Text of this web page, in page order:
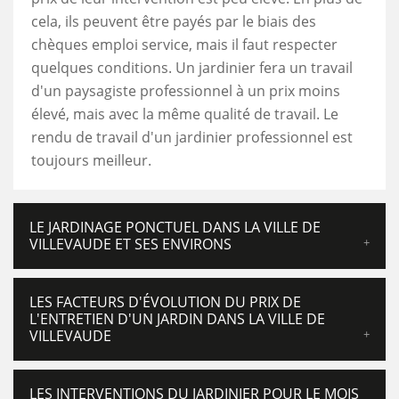
cela, ils peuvent être payés par le biais des
chèques emploi service, mais il faut respecter
quelques conditions. Un jardinier fera un travail
d'un paysagiste professionnel à un prix moins
élevé, mais avec la même qualité de travail. Le
rendu de travail d'un jardinier professionnel est
toujours meilleur.
LE JARDINAGE PONCTUEL DANS LA VILLE DE
VILLEVAUDE ET SES ENVIRONS
LES FACTEURS D'ÉVOLUTION DU PRIX DE
L'ENTRETIEN D'UN JARDIN DANS LA VILLE DE
VILLEVAUDE
LES INTERVENTIONS DU JARDINIER POUR LE MOIS